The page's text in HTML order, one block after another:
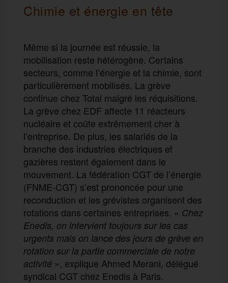
Chimie et énergie en tête
Même si la journée est réussie, la
mobilisation reste hétérogène. Certains
secteurs, comme l’énergie et la chimie, sont
particulièrement mobilisés. La grève
continue chez Total malgré les réquisitions.
La grève chez EDF affecte 11 réacteurs
nucléaire et coûte extrêmement cher à
l’entreprise. De plus, les salariés de la
branche des industries électriques et
gazières restent également dans le
mouvement. La fédération CGT de l’énergie
(FNME-CGT) s’est prononcée pour une
reconduction et les grévistes organisent des
rotations dans certaines entreprises. « Chez
Enedis, on intervient toujours sur les cas
urgents mais on lance des jours de grève en
rotation sur la partie commerciale de notre
activité », explique Ahmed Merani, délégué
syndical CGT chez Enedis à Paris.